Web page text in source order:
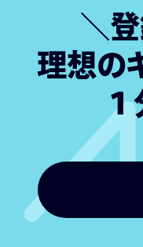
＼登
理想の